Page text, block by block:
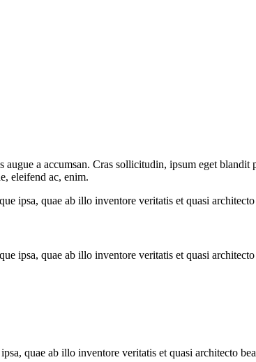
augue a accumsan. Cras sollicitudin, ipsum eget
eleifend ac, enim.
ipsa, quae ab illo inventore veritatis et quasi
ipsa, quae ab illo inventore veritatis et quasi
quae ab illo inventore veritatis et quasi architecto